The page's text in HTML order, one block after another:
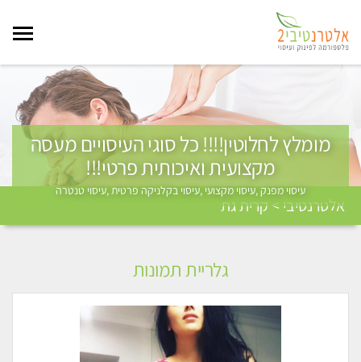
מומלץ לחלוטין!!!! כל סוגי העיסויים מעסה
מקצועית ואיכותית פרטי!!!
עיסוי מפנק ,עיסוי מקצועי ,עיסוי בקלניקה פרטית ,עיסוי טנטרה
אלטרנטיבי > קרית גת
גלריית תמונות